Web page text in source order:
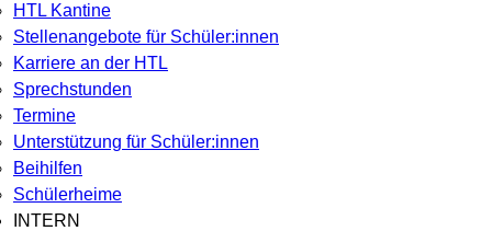
HTL Kantine
Stellenangebote für Schüler:innen
Karriere an der HTL
Sprechstunden
Termine
Unterstützung für Schüler:innen
Beihilfen
Schülerheime
INTERN